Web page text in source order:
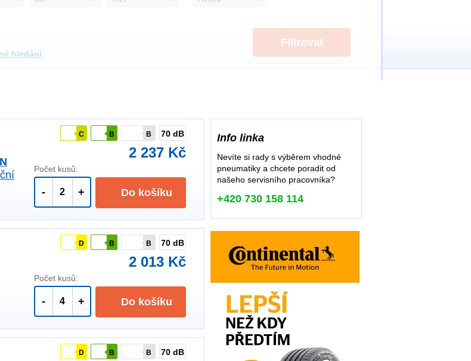
hledání
Filtrovat
C B B 70 dB
2 237 Kč
Počet kusů:
- + Do košíku
D B B 70 dB
2 013 Kč
Počet kusů:
- + Do košíku
D B B 70 dB
Info linka
Nevíte si rady s výběrem vhodné
pneumatiky a chcete poradit od
našeho servisního pracovníka?
+420 730 158 114